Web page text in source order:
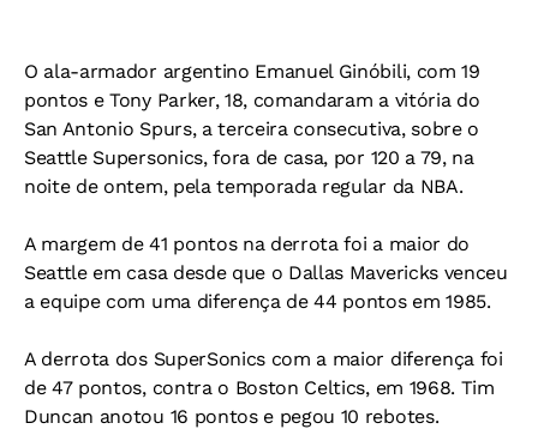
O ala-armador argentino Emanuel Ginóbili, com 19
pontos e Tony Parker, 18, comandaram a vitória do
San Antonio Spurs, a terceira consecutiva, sobre o
Seattle Supersonics, fora de casa, por 120 a 79, na
noite de ontem, pela temporada regular da NBA.
A margem de 41 pontos na derrota foi a maior do
Seattle em casa desde que o Dallas Mavericks venceu
a equipe com uma diferença de 44 pontos em 1985.
A derrota dos SuperSonics com a maior diferença foi
de 47 pontos, contra o Boston Celtics, em 1968. Tim
Duncan anotou 16 pontos e pegou 10 rebotes.